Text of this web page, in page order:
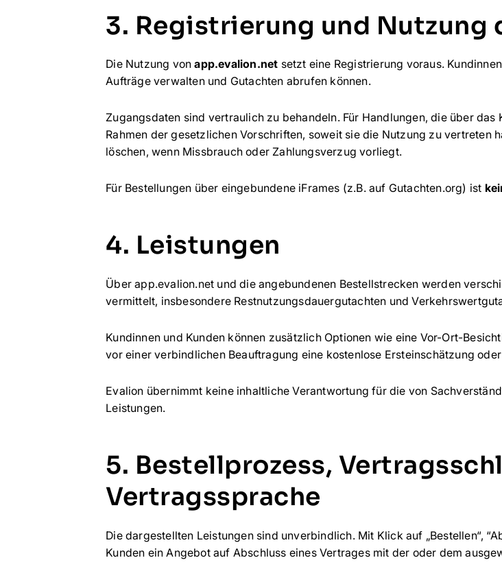
3. Registrierung und Nutzung
Die Nutzung vonapp.evalion.net setzt eine Registrierung voraus.
Aufträge verwalten und Gutachten abrufen können.
Zugangsdaten sind vertraulich zu behandeln. Für Handlungen, die über
Rahmen der gesetzlichen Vorschriften, soweit sie die Nutzung zu vertreten
löschen, wenn Missbrauch oder Zahlungsverzug vorliegt.
Für Bestellungen über eingebundene iFrames (z.B. auf Gutachten.org) ist
4. Leistungen
Über app.evalion.net und die angebundenen Bestellstrecken werden
vermittelt, insbesondere Restnutzungsdauergutachten und
Kundinnen und Kunden können zusätzlich Optionen wie eine Vor-Ort-
vor einer verbindlichen Beauftragung eine kostenlose Ersteinschätzung
Evalion übernimmt keine inhaltliche Verantwortung für die von
Leistungen.
5. Bestellprozess,
Vertragssprache
Die dargestellten Leistungen sind unverbindlich. Mit Klick auf „Bestellen“,
Kunden ein Angebot auf Abschluss eines Vertrages mit der oder dem